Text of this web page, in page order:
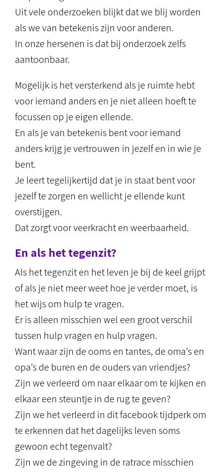
Uit vele onderzoeken blijkt dat we blij worden
als we van betekenis zijn voor anderen.
In onze hersenen is dat bij onderzoek zelfs
aantoonbaar.
Mogelijk is het versterkend als je ruimte hebt
voor iemand anders en je niet alleen hoeft te
focussen op je eigen ellende.
En als je van betekenis bent voor iemand
anders krijg je vertrouwen in jezelf en in wie je
bent.
Je leert tegelijkertijd dat je in staat bent voor
jezelf te zorgen en wellicht je ellende kunt
overstijgen.
Dat zorgt voor veerkracht en weerbaarheid.
En als het tegenzit?
Als het tegenzit en het leven je bij de keel grijpt
of als je niet meer weet hoe je verder moet, is
het wijs om hulp te vragen.
Er is alleen misschien wel een groot verschil
tussen hulp vragen en hulp vragen.
Want waar zijn de ooms en tantes, de oma’s en
opa’s de buren en de ouders van vriendjes?
Zijn we verleerd om naar elkaar om te kijken en
elkaar een steuntje in de rug te geven?
Zijn we het verleerd in dit facebook tijdperk om
te erkennen dat het dagelijks leven soms
gewoon echt tegenvalt?
Zijn we de zingeving in de ratrace misschien